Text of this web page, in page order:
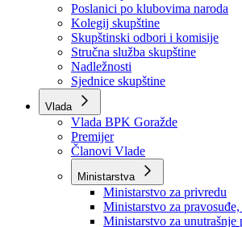
Skupština BPK Goražde
Rukovodstvo
Poslanici po strankama
Poslanici po klubovima naroda
Kolegij skupštine
Skupštinski odbori i komisije
Stručna služba skupštine
Nadležnosti
Sjednice skupštine
Vlada
Vlada BPK Goražde
Premijer
Članovi Vlade
Ministarstva